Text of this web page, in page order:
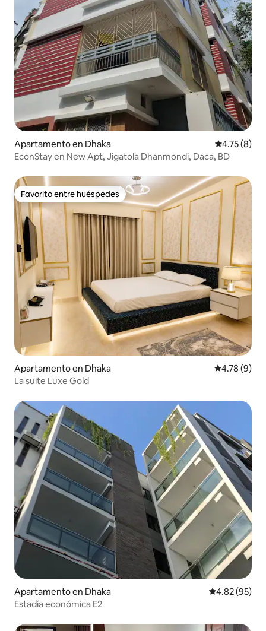
Apartamento en Dhaka Calificación
4.75 (8)
EconStay en New Apt, Jigatola Dhanmondi, Daca, BD
Favorito entre huéspedes
Favorito entre huéspedes
Apartamento en Dhaka Calificación
4.78 (9)
La suite Luxe Gold
Apartamento en Dhaka Calificación
4.82 (95)
Estadía económica E2